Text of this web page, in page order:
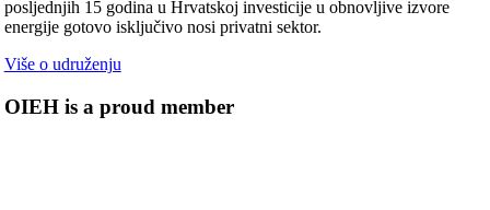
posljednjih 15 godina u Hrvatskoj investicije u obnovljive izvore
energije gotovo isključivo nosi privatni sektor.
Više o udruženju
OIEH is a proud member